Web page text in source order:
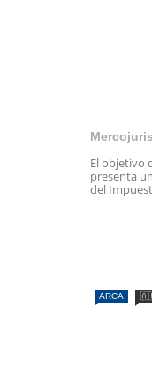
Mercojuris
El objetivo
presenta
del
ARCA